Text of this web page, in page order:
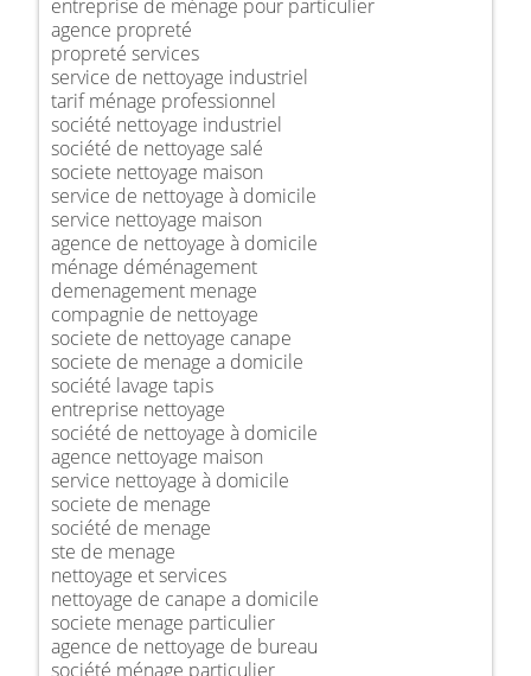
entreprise de ménage pour particulier
agence propreté
propreté services
service de nettoyage industriel
tarif ménage professionnel
société nettoyage industriel
société de nettoyage salé
societe nettoyage maison
service de nettoyage à domicile
service nettoyage maison
agence de nettoyage à domicile
ménage déménagement
demenagement menage
compagnie de nettoyage
societe de nettoyage canape
societe de menage a domicile
société lavage tapis
entreprise nettoyage
société de nettoyage à domicile
agence nettoyage maison
service nettoyage à domicile
societe de menage
société de menage
ste de menage
nettoyage et services
nettoyage de canape a domicile
societe menage particulier
agence de nettoyage de bureau
société ménage particulier